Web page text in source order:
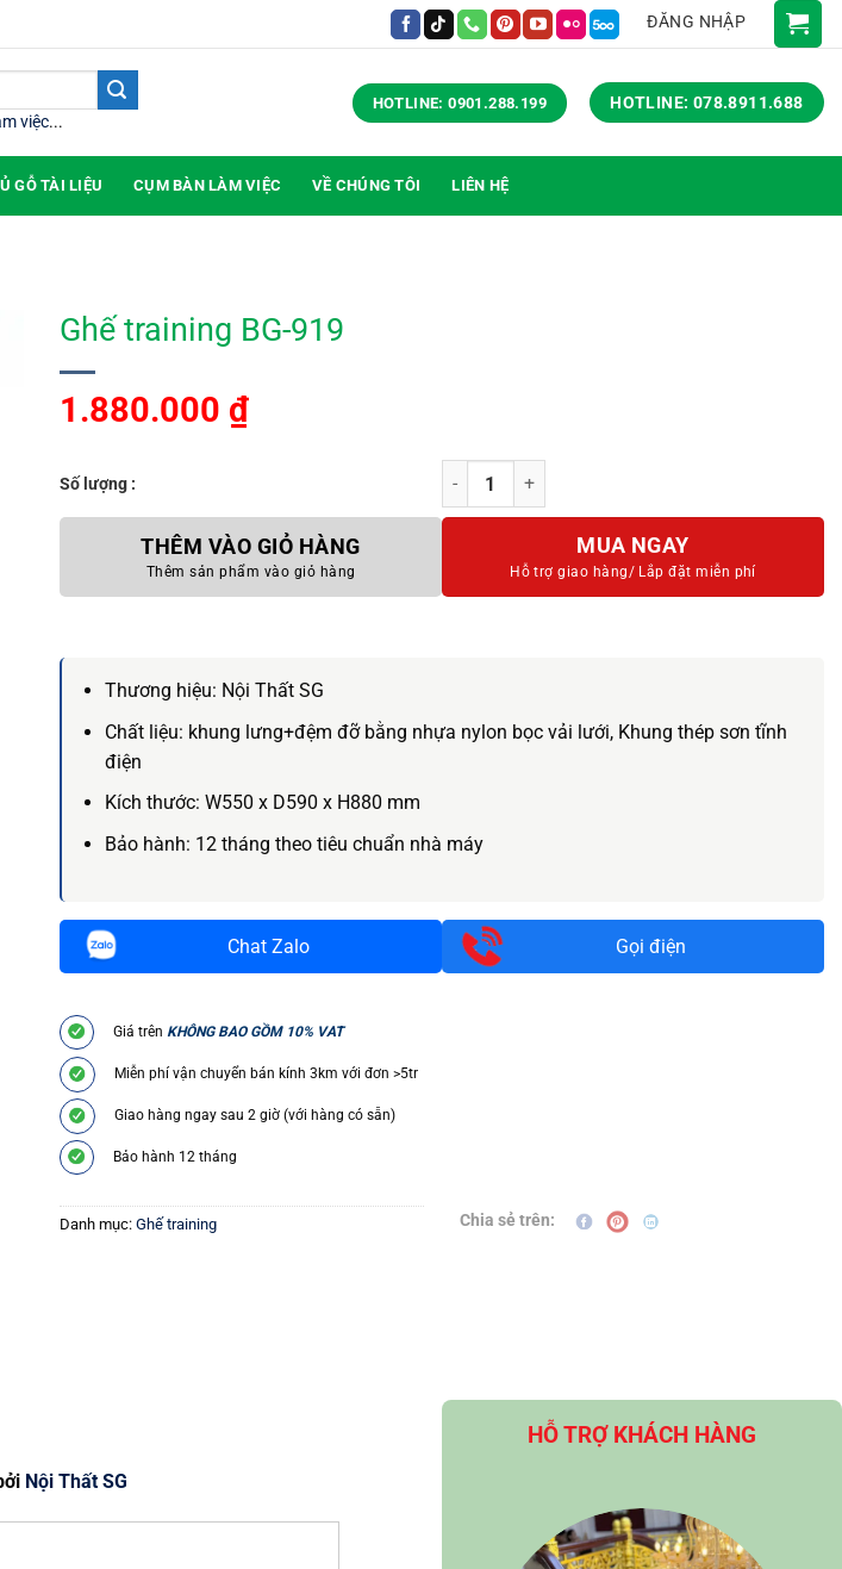
ĐĂNG NHẬP
việc...
HOTLINE: 0901.288.199 HOTLINE: 078.8911.688
GỖ TÀI LIỆU CỤM BÀN LÀM VIỆC VỀ CHÚNG TÔI LIÊN HỆ
Ghế training BG-919
1.880.000 ₫
Số lượng :
Ghế training BG-919 số lượng
THÊM VÀO GIỎ HÀNG
Thêm sản phẩm vào giỏ hàng
MUA NGAY
Hỗ trợ giao hàng/ Lắp đặt miễn phí
Thương hiệu: Nội Thất SG
Chất liệu: khung lưng+đệm đỡ bằng nhựa nylon bọc vải lưới, Khung thép sơn tĩnh
điện
Kích thước: W550 x D590 x H880 mm
Bảo hành: 12 tháng theo tiêu chuẩn nhà máy
Chat Zalo Gọi điện
Giá trên KHÔNG BAO GỒM 10% VAT
Miễn phí vận chuyển bán kính 3km với đơn >5tr
Giao hàng ngay sau 2 giờ (với hàng có sẵn)
Bảo hành 12 tháng
Danh mục: Ghế training Chia sẻ trên:
Nội Thất SG
HỖ TRỢ KHÁCH HÀNG